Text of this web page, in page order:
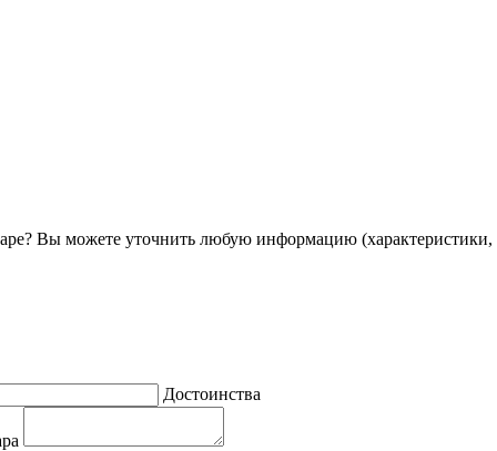
Вы можете уточнить любую информацию (характеристики,
Достоинства